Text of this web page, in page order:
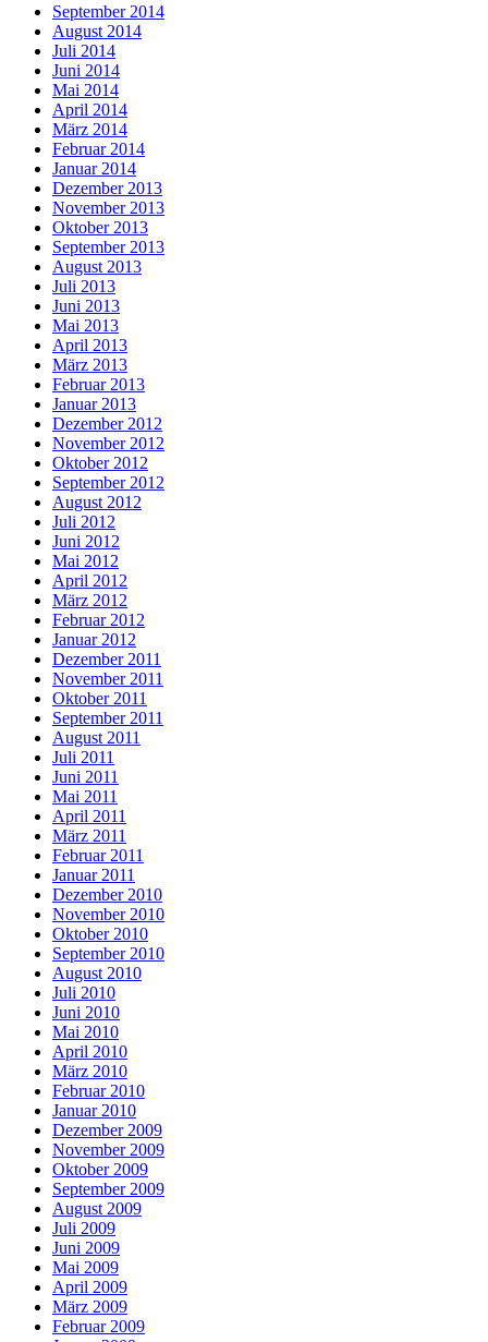
September 2014
August 2014
Juli 2014
Juni 2014
Mai 2014
April 2014
März 2014
Februar 2014
Januar 2014
Dezember 2013
November 2013
Oktober 2013
September 2013
August 2013
Juli 2013
Juni 2013
Mai 2013
April 2013
März 2013
Februar 2013
Januar 2013
Dezember 2012
November 2012
Oktober 2012
September 2012
August 2012
Juli 2012
Juni 2012
Mai 2012
April 2012
März 2012
Februar 2012
Januar 2012
Dezember 2011
November 2011
Oktober 2011
September 2011
August 2011
Juli 2011
Juni 2011
Mai 2011
April 2011
März 2011
Februar 2011
Januar 2011
Dezember 2010
November 2010
Oktober 2010
September 2010
August 2010
Juli 2010
Juni 2010
Mai 2010
April 2010
März 2010
Februar 2010
Januar 2010
Dezember 2009
November 2009
Oktober 2009
September 2009
August 2009
Juli 2009
Juni 2009
Mai 2009
April 2009
März 2009
Februar 2009